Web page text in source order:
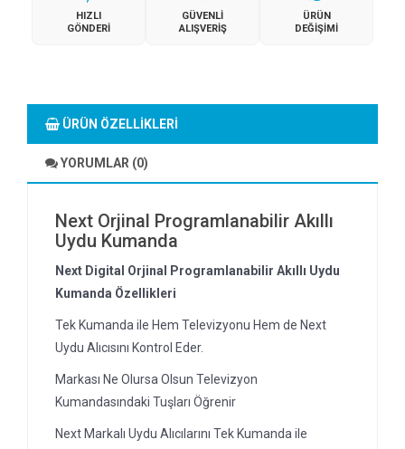
HIZLI
GÖNDERI
GÜVENLI
ALIŞVERIŞ
ÜRÜN
DEĞIŞIMI
ÜRÜN ÖZELLIKLERI
YORUMLAR (0)
Next Orjinal Programlanabilir Akıllı
Uydu Kumanda
Next Digital Orjinal Programlanabilir Akıllı Uydu
Kumanda Özellikleri
Tek Kumanda ile Hem Televizyonu Hem de Next
Uydu Alıcısını Kontrol Eder.
Markası Ne Olursa Olsun Televizyon
Kumandasındaki Tuşları Öğrenir
Next Markalı Uydu Alıcılarını Tek Kumanda ile